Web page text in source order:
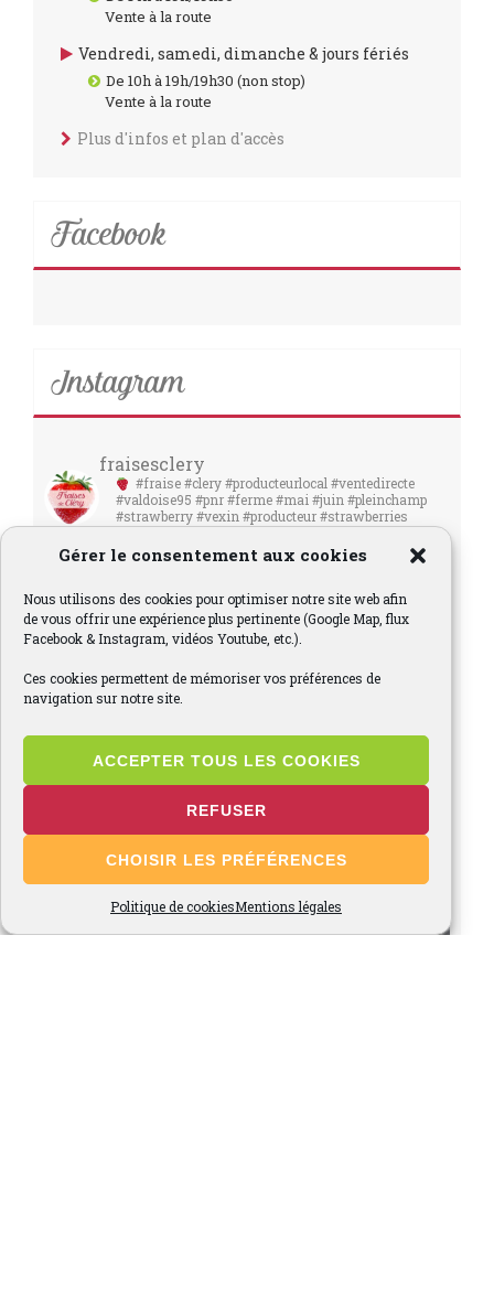
Gérer le consentement aux cookies
Nous utilisons des cookies pour optimiser notre site web afin
de vous offrir une expérience plus pertinente (Google Map, flux
Facebook & Instagram, vidéos Youtube, etc.).
Ces cookies permettent de mémoriser vos préférences de
navigation sur notre site.
ACCEPTER TOUS LES COOKIES
REFUSER
CHOISIR LES PRÉFÉRENCES
Politique de cookiesMentions légales
Vente à la route
Vendredi, samedi, dimanche & jours fériés
De 10h à 19h/19h30 (non stop)
Vente à la route
Plus d'infos et plan d'accès
Facebook
Instagram
fraisesclery
#fraise #clery #producteurlocal #ventedirecte
#valdoise95 #pnr #ferme #mai #juin #pleinchamp
#strawberry #vexin #producteur #strawberries
#fraises